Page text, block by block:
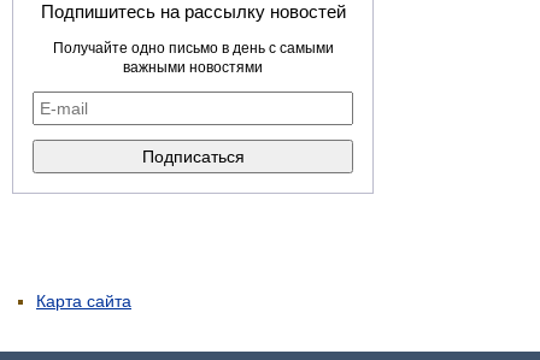
Подпишитесь на рассылку новостей
Получайте одно письмо в день с самыми
важными новостями
Карта сайта